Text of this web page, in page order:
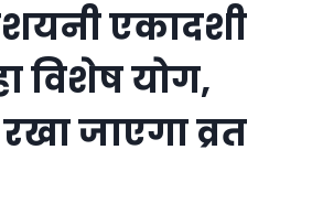
एकादशी
विशेष योग,
जाएगा व्रत